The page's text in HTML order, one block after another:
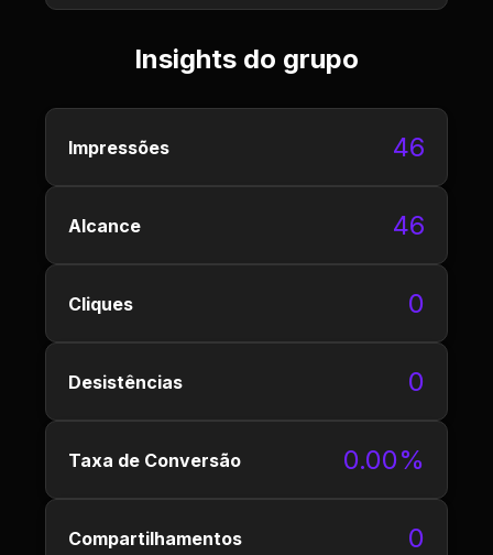
Insights do grupo
Impressões 46
Alcance 46
Cliques 0
Desistências 0
Taxa de Conversão 0.00%
Compartilhamentos 0